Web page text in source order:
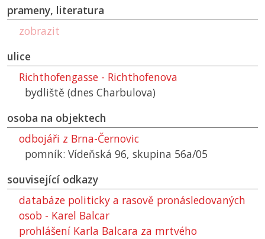
prameny, literatura
zobrazit
ulice
Richthofengasse - Richthofenova
bydliště (dnes Charbulova)
osoba na objektech
odbojáři z Brna-Černovic
pomník: Vídeňská 96, skupina 56a/05
související odkazy
databáze politicky a rasově pronásledovaných
osob - Karel Balcar
prohlášení Karla Balcara za mrtvého